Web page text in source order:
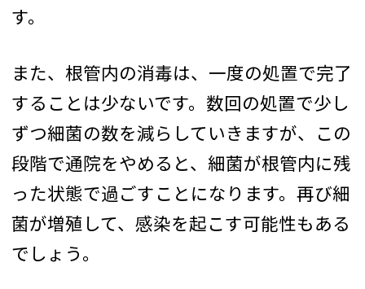
す。
また、根管内の消毒は、一度の処置で完了
することは少ないです。数回の処置で少し
ずつ細菌の数を減らしていきますが、この
段階で通院をやめると、細菌が根管内に残
った状態で過ごすことになります。再び細
菌が増殖して、感染を起こす可能性もある
でしょう。